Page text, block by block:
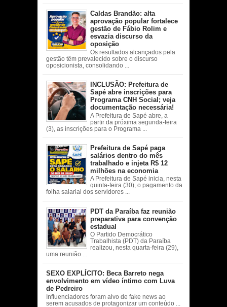
Caldas Brandão: alta
aprovação popular fortalece
gestão de Fábio Rolim e
esvazia discurso da
oposição
Os resultados alcançados pela
gestão têm prevalecido sobre o discurso
oposicionista, consolidando ...
INCLUSÃO: Prefeitura de
Sapé abre inscrições para
Programa CNH Social; veja
documentação necessária!
A Prefeitura de Sapé abre, a
partir da próxima segunda-feira
(3), as inscrições para o Programa ...
Prefeitura de Sapé paga
salários dentro do mês
trabalhado e injeta R$ 12
milhões na economia
A Prefeitura de Sapé inicia, nesta
quinta-feira (30), o pagamento da
folha salarial dos servidores ...
PDT da Paraíba faz reunião
preparativa para convenção
estadual
O Partido Democrático
Trabalhista (PDT) da Paraíba
realizou, nesta quarta-feira (29),
uma reunião ...
SEXO EXPLÍCITO: Beca Barreto nega
envolvimento em vídeo íntimo com Luva
de Pedreiro
Influenciadores foram alvo de fake news ao
serem acusados de protagonizar um conteúdo ...